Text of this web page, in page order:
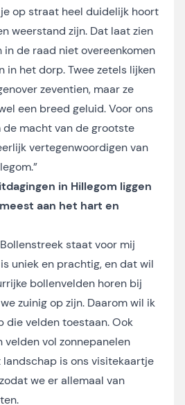
op straat heel duidelijk hoort
weerstand zijn. Dat laat zien
de raad niet overeenkomen
in het dorp. Twee zetels lijken
zeventien, maar ze
een breed geluid. Voor ons
macht van de grootste
vertegenwoordigen van
in Hillegom liggen
aan het hart en
staat voor mij
uniek en prachtig, en dat wil
bollenvelden horen bij
zuinig op zijn. Daarom wil ik
die velden toestaan. Ook
vol zonnepanelen
landschap is ons visitekaartje
we er allemaal van